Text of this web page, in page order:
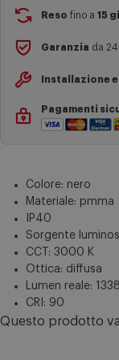
Si ricorda inoltre
prenotazione
Reso fino a 15
Garanzia da
Installazione
Pagamenti
Colore: nero
Materiale: pmma
IP40
Sorgente
CCT: 3000 K
Ottica: diffusa
Lumen reale:
CRI: 90
Questo prodotto